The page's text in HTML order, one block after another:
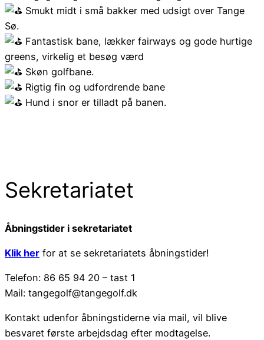
Smukt midt i små bakker med udsigt over Tange
Sø.
Fantastisk bane, lækker fairways og gode hurtige
greens, virkelig et besøg værd
Skøn golfbane.
Rigtig fin og udfordrende bane
Hund i snor er tilladt på banen.
Sekretariatet
Åbningstider i sekretariatet
Klik her for at se sekretariatets åbningstider!
Telefon: 86 65 94 20 – tast 1
Mail: tangegolf@tangegolf.dk
Kontakt udenfor åbningstiderne via mail, vil blive
besvaret første arbejdsdag efter modtagelse.